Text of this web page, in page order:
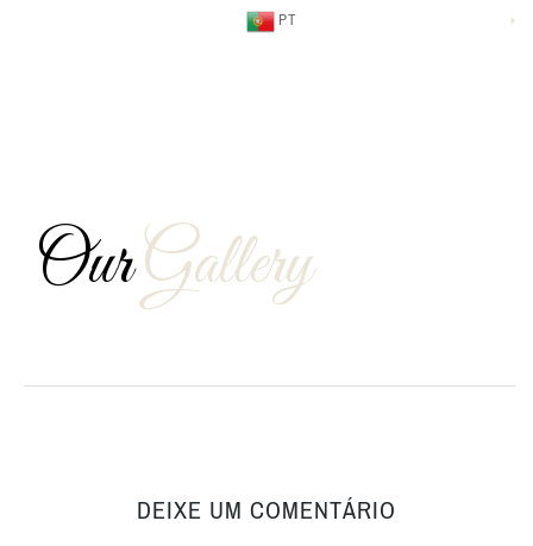
PT
OurGallery
DEIXE UM COMENTÁRIO